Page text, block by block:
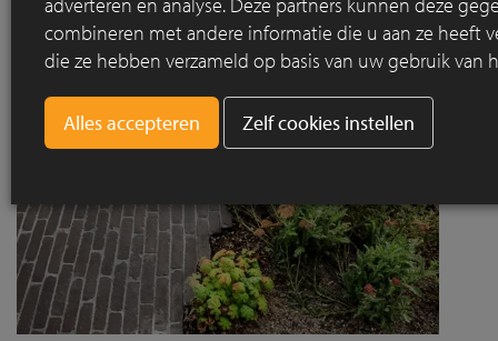
combineren met andere informatie die u aan ze heeft
die ze hebben verzameld op basis van uw gebruik van
Zelf cookies instellen